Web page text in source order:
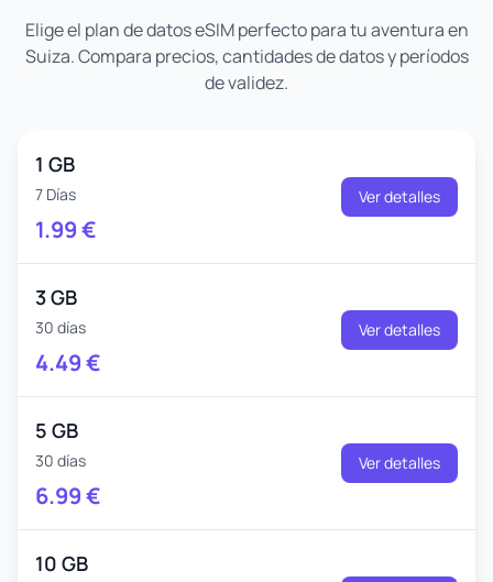
Elige el plan de datos eSIM perfecto para tu aventura en
Suiza. Compara precios, cantidades de datos y períodos
de validez.
1 GB
7 Días
1.99€
Ver detalles
3 GB
30 días
4.49€
Ver detalles
5 GB
30 días
6.99€
Ver detalles
10 GB